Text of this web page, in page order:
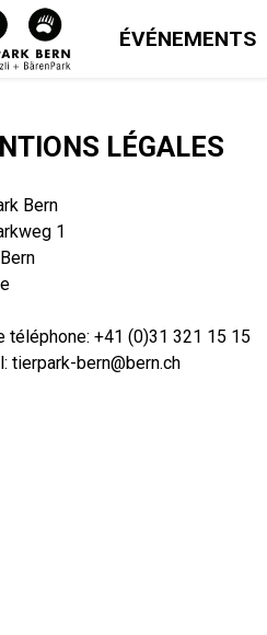
ÉVÉNEMENTS
LÉGALES
Bern
1
téléphone: +41 (0)31 321 15 15
tierpark-bern@bern.ch